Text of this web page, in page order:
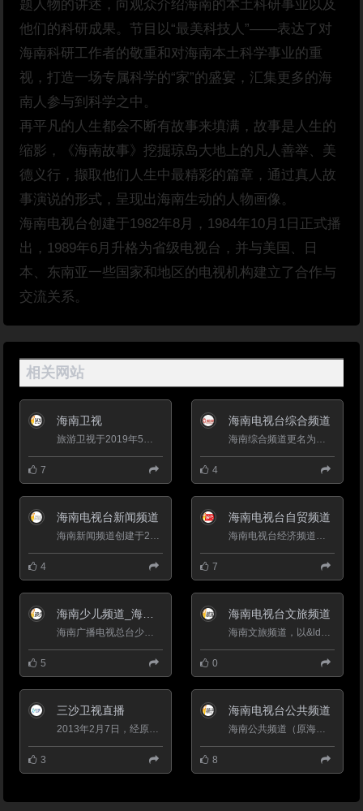
题人物的讲述，向观众介绍海南的本土科研事业以及
他们的科研成果。节目以“最美科技人”——表达了对
海南科研工作者的敬重和对海南本土科学事业的重
视，打造一场专属科学的“家”的盛宴，汇集更多的海
南人参与到科学之中。
再平凡的人生都会不断有故事来填满，故事是人生的
缩影，《海南故事》挖掘琼岛大地上的凡人善举、美
德义行，撷取他们人生中最精彩的篇章，通过真人故
事演说的形式，呈现出海南生动的人物画像。
海南电视台创建于1982年8月，1984年10月1日正式播
出，1989年6月升格为省级电视台，并与美国、日
本、东南亚一些国家和地区的电视机构建立了合作与
交流关系。
相关网站
海南卫视
7
海南电视台综合频道
4
海南电视台新闻频道
4
海南电视台自贸频道
7
5
海南电视台文旅频道
0
三沙卫视直播
3
海南电视台公共频道
海南公共频道（原海南生活综艺频道）围绕"生活、体育"定位，以时尚、公益为概念，突出生活服务内容；以生活情感、体育...
8